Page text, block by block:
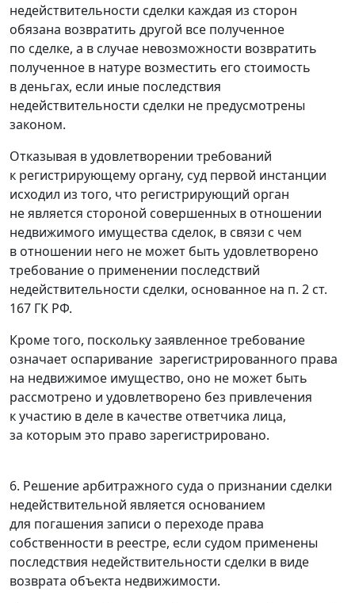
недействительности сделки каждая из сторон
обязана возвратить другой все полученное
по сделке, а в случае невозможности возвратить
полученное в натуре возместить его стоимость
в деньгах, если иные последствия
недействительности сделки не предусмотрены
законом.
Отказывая в удовлетворении требований
к регистрирующему органу, суд первой инстанции
исходил из того, что регистрирующий орган
не является стороной совершенных в отношении
недвижимого имущества сделок, в связи с чем
в отношении него не может быть удовлетворено
требование о применении последствий
недействительности сделки, основанное на п. 2 ст.
167 ГК РФ.
Кроме того, поскольку заявленное требование
означает оспаривание зарегистрированного права
на недвижимое имущество, оно не может быть
рассмотрено и удовлетворено без привлечения
к участию в деле в качестве ответчика лица,
за которым это право зарегистрировано.
6. Решение арбитражного суда о признании сделки
недействительной является основанием
для погашения записи о переходе права
собственности в реестре, если судом применены
последствия недействительности сделки в виде
возврата объекта недвижимости.